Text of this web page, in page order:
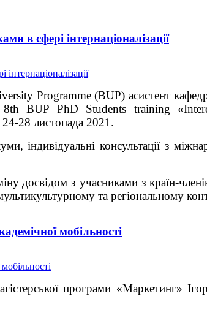
в сфері інтернаціоналізації
Programme (BUP) асистент
8th BUP PhD Students training
28 листопада 2021.
індивідуальні консультації з
досвідом з учасниками з країн-
та регіональному
мобільності
програми «Маркетинг»